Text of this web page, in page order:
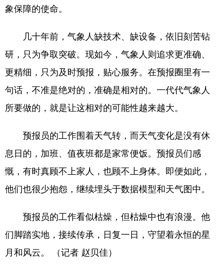
象保障的使命。
几十年前，气象人缺技术、缺设备，依旧刻苦钻
研，只为争取突破。现如今，气象人则追求更准确、
更精细，只为及时预报，贴心服务。在预报圈里有一
句话，不准是绝对的，准确是相对的。一代代气象人
所要做的，就是让这相对的可能性越来越大。
预报员的工作围着天气转，而天气变化是没有休
息日的，加班、值夜班都是家常便饭。预报员们感
慨，有时真顾不上家人，也顾不上身体。即便如此，
他们也很少抱怨，继续埋头于数据模型和天气图中。
预报员的工作看似枯燥，但枯燥中也有浪漫。他
们脚踏实地，接续传承，日复一日，守望着永恒的星
月和风云。 （记者 赵贝佳）